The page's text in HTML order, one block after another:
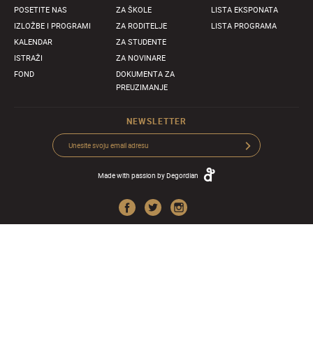
POSETITE NAS
IZLOŽBE I PROGRAMI
KALENDAR
ISTRAŽI
FOND
ZA ŠKOLE
ZA RODITELJE
ZA STUDENTE
ZA NOVINARE
DOKUMENTA ZA
PREUZIMANJE
LISTA EKSPONATA
LISTA PROGRAMA
NEWSLETTER
Made with passion byDegordian